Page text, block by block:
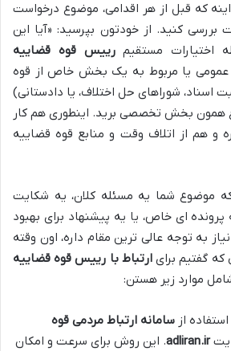
که قبل از هر اقدامی، موضوع درخواست
بررسی کنید. از خودتون بپرسید: «آیا این
اختیارات مستقیمرییس قوه قضاییه
یا مربوط به یک بخش خاص از قوه
اسناد، شوراهای حل اختلاف، یا دادستانی)
همون بخش تخصصی برید. اینطوری هم کار
و هم از اتلاف وقت و منابع قوه قضاییه
موضوع شما یه مسئله کلان، یه شکایت
پرونده ای خاص، یا یه پیشنهاد برای بهبود
به توجه عالی ترین مقام داره، اون وقته
که گفتیم برایارتباط با رییس قوه قضاییه
موارد زیر هستن:
استفاده از سامانه ارتباط مردمی قوه
adliran.ir. این روش برای سرعت و امکان